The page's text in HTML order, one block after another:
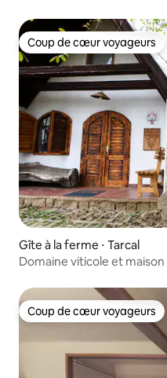
Coup de cœur voyageurs
Coup de cœur voyageurs
Gîte à la ferme ⋅ Tarcal
Domaine viticole et
Coup de cœur voyageurs
Coup de cœur voyageurs